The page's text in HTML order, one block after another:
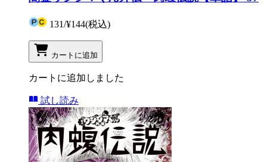
131/¥144(税込)
カートに追加
カートに追加しました
試し読み